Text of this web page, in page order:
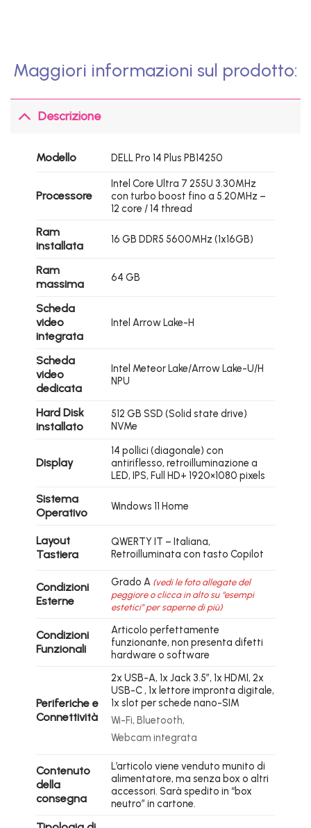
Maggiori informazioni sul prodotto:
Descrizione
Modello DELL Pro 14 Plus PB14250
Processore
Intel Core Ultra 7 255U 3.30MHz
con turbo boost fino a 5.20MHz –
12 core / 14 thread
Ram
installata
16 GB DDR5 5600MHz (1x16GB)
Ram
massima
64 GB
Scheda
video
integrata
Intel Arrow Lake-H
Scheda
video
dedicata
Intel Meteor Lake/Arrow Lake-U/H
NPU
Hard Disk
installato
512 GB SSD (Solid state drive)
NVMe
Display
14 pollici (diagonale) con
antiriflesso, retroilluminazione a
LED, IPS, Full HD+ 1920×1080 pixels
Sistema
Operativo
Windows 11 Home
Layout
Tastiera
QWERTY IT – Italiana,
Retroilluminata con tasto Copilot
Condizioni
Esterne
Grado A (vedi le foto allegate del
peggiore o clicca in alto su “esempi
estetici” per saperne di più)
Condizioni
Funzionali
Articolo perfettamente
funzionante, non presenta difetti
hardware o software
Periferiche e
Connettività
2x USB-A, 1x Jack 3.5″, 1x HDMI, 2x
USB-C , 1x lettore impronta digitale,
1x slot per schede nano-SIM
Wi-Fi, Bluetooth,
Webcam integrata
Contenuto
della
consegna
L’articolo viene venduto munito di
alimentatore, ma senza box o altri
accessori. Sarà spedito in “box
neutro” in cartone.